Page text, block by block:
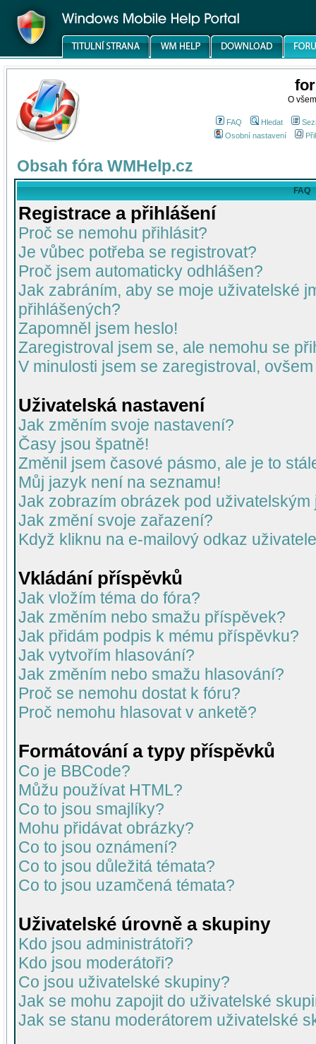
O
FAQ Hledat
Osobní nastavení
Obsah fóra WMHelp.cz
FAQ
Registrace a přihlášení
Proč se nemohu přihlásit?
Je vůbec potřeba se registrovat?
Proč jsem automaticky odhlášen?
Jak zabráním, aby se moje uživatelské
přihlášených?
Zapomněl jsem heslo!
Zaregistroval jsem se, ale nemohu se
V minulosti jsem se zaregistroval,
Uživatelská nastavení
Jak změním svoje nastavení?
Časy jsou špatně!
Změnil jsem časové pásmo, ale je to
Můj jazyk není na seznamu!
Jak zobrazím obrázek pod uživatelským
Jak změní svoje zařazení?
Když kliknu na e-mailový odkaz
Vkládání příspěvků
Jak vložím téma do fóra?
Jak změním nebo smažu příspěvek?
Jak přidám podpis k mému příspěvku?
Jak vytvořím hlasování?
Jak změním nebo smažu hlasování?
Proč se nemohu dostat k fóru?
Proč nemohu hlasovat v anketě?
Formátování a typy příspěvků
Co je BBCode?
Můžu používat HTML?
Co to jsou smajlíky?
Mohu přidávat obrázky?
Co to jsou oznámení?
Co to jsou důležitá témata?
Co to jsou uzamčená témata?
Uživatelské úrovně a skupiny
Kdo jsou administrátoři?
Kdo jsou moderátoři?
Co jsou uživatelské skupiny?
Jak se mohu zapojit do uživatelské
Jak se stanu moderátorem uživatelské